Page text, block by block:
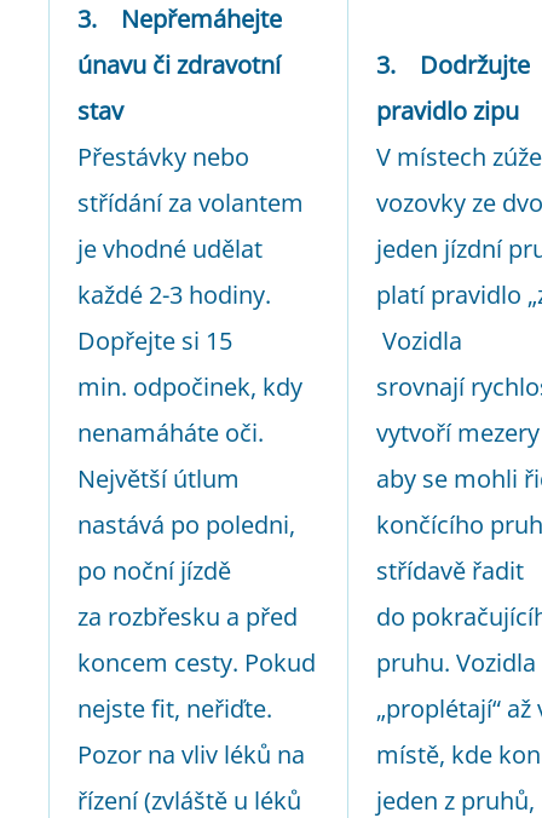
3. Nepřemáhejte
únavu či zdravotní
stav
Přestávky nebo
střídání za volantem
je vhodné udělat
každé 2-3 hodiny.
Dopřejte si 15
min. odpočinek, kdy
nenamáháte oči.
Největší útlum
nastává po poledni,
po noční jízdě
za rozbřesku a před
koncem cesty. Pokud
nejste fit, neřiďte.
Pozor na vliv léků na
řízení (zvláště u léků
3. Dodržujte
pravidlo zipu
V místech
vozovky ze
jeden jízdní
platí pravidlo
Vozidla
srovnají
vytvoří
aby se mohli
končícího
střídavě řadit
do
pruhu. Vozidla
„proplétají“ až
místě, kde
jeden z pruhů,